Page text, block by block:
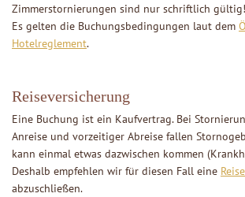
Zimmerstornierungen sind nur schriftlich gültig!
Es gelten die Buchungsbedingungen laut dem
Hotelreglement.
Reiseversicherung
Eine Buchung ist ein Kaufvertrag. Bei
Anreise und vorzeitiger Abreise fallen
kann einmal etwas dazwischen kommen
Deshalb empfehlen wir für diesen Fall eine
abzuschließen.